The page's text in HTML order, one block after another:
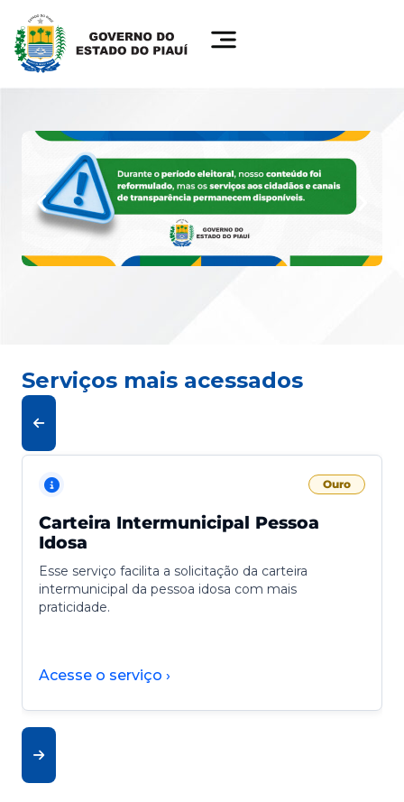
Serviços mais acessados
Ouro
Carteira Intermunicipal Pessoa
Idosa
Esse serviço facilita a solicitação da carteira
intermunicipal da pessoa idosa com mais
praticidade.
Acesse o serviço ›